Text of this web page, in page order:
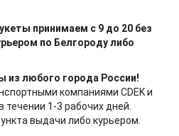
принимаем с 9 до 20 без
по Белгороду либо
из любого города России!
компаниями CDEK и
1-3 рабочих дней.
выдачи либо курьером.